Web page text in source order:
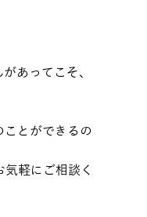
あってこそ、
ことができるの
軽にご相談く